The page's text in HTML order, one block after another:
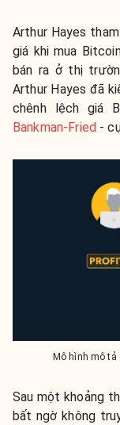
Arthur Hayes
giá khi mua
bán ra ở thị
Arthur Hayes đã
chênh lệch giá
Bankman-Fried-
Mô hình mô tả
Sau một khoảng
bất ngờ không